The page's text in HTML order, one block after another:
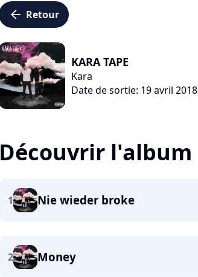
arrow_left Retour
KARA TAPE
Kara
Date de sortie: 19 avril 2018
Découvrir l'album
1 Nie wieder broke
2 Money